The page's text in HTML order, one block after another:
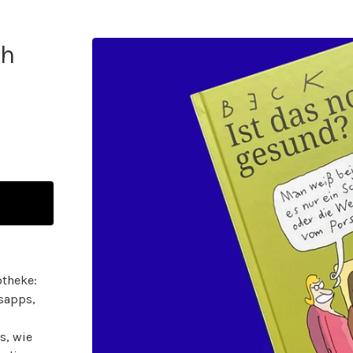
wie